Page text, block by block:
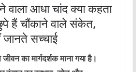
वाला आधा चांद क्या कहता
हैं चौंकाने वाले संकेत,
सच्चाई
जीवन का मार्गदर्शक माना गया है।